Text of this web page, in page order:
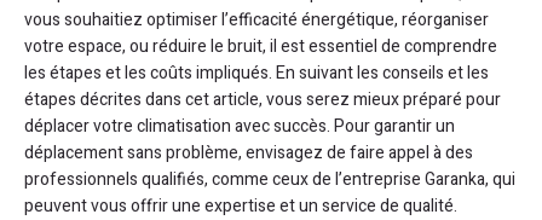
vous souhaitiez optimiser l’efficacité énergétique, réorganiser
votre espace, ou réduire le bruit, il est essentiel de comprendre
les étapes et les coûts impliqués. En suivant les conseils et les
étapes décrites dans cet article, vous serez mieux préparé pour
déplacer votre climatisation avec succès. Pour garantir un
déplacement sans problème, envisagez de faire appel à des
professionnels qualifiés, comme ceux de l’entreprise Garanka, qui
peuvent vous offrir une expertise et un service de qualité.